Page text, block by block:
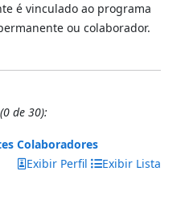
é vinculado ao programa
ou colaborador.
(0 de 30):
Colaboradores
Exibir Perfil
Exibir Lista